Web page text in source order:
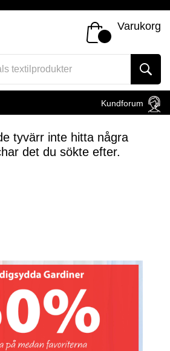
Varukorg
Kundforum
tyvärr inte hitta några
det du sökte efter.